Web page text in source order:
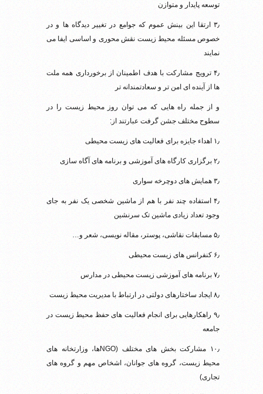
توسعه پایدار و متوازن
۳٫ ارتقا این بینش عموم که جوامع در تغییر دیدگاه ها و در
خصوص مسئله محیط زیست نقش محوری و اساسی ایفا می
نمایند
۴٫ ترویج مشارکت با هدف اطمینان از برخورداری همه ملت
ها از آینده ای امن تر و سعادتمندانه تر
و از جمله راه هایی که می توان روز محیط زیست را در
سطوح مختلف جشن گرفت عبارتند از:
۱٫ اهداء جایزه برای فعالیت های زیست محیطی
۲٫ برگزاری کارگاه های آموزشی و برنامه های آگاه سازی
۳٫ همایش های دوچرخه سواری
۴٫ استفاده چند نفر با هم از ماشین شخصی یک نفر به جای
وجود تعداد زیادی ماشین تک سرنشین
۵٫ مسابقات نقاشی، پوستر، مقاله نویسی،‌ شعر و…
۶٫ کنفرانس های زیست محیطی
۷٫ برنامه های آموزشی زیست محیطی در مدارس
۸٫ ایجاد ساختارهای دولتی در ارتباط با مدیریت محیط زیست
۹٫ راهکارهایی برای انجام فعالیت های حفظ محیط زیست در
جامعه
۱۰٫ مشارکت بخش های مختلف (NGOها، وزارتخانه های
محیط زیست، گروه های جوانان، اشخاص مهم و گروه های
تجاری)